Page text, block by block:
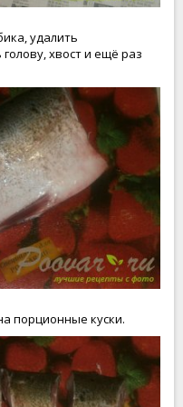
удалить
хвост и ещё раз
порционные куски.